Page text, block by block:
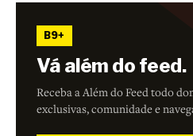
B9+
Vá além do feed.
Receba a Além do Feed todo
exclusivas, comunidade e